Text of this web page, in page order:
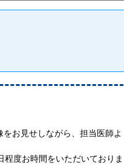
お見せしながら、担当医師よ
度お時間をいただいておりま